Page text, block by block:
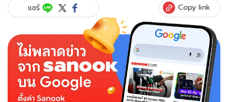
แชร์ Copy link